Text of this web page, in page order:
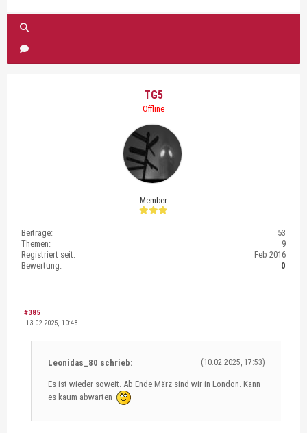
TG5
Offline
Member
Beiträge:
53
Themen:
9
Registriert seit:
Feb 2016
Bewertung:
0
#385
13.02.2025, 10:48
(10.02.2025, 17:53)
Leonidas_80 schrieb:
Es ist wieder soweit. Ab Ende März sind wir in London. Kann
es kaum abwarten